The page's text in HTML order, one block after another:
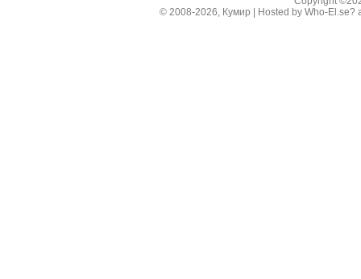
© 2008-2026, Кумир | Hosted byWho-El.se?